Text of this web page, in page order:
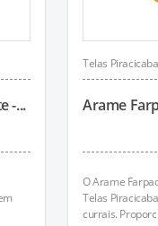
-...
Telas Piracicaba
Arame
O Arame
Telas
currais.